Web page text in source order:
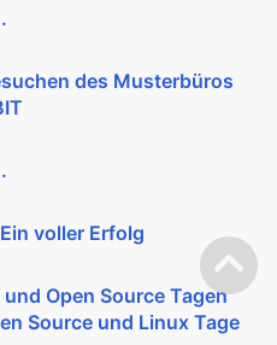
des Musterbüros
voller Erfolg
Open Source Tagen
Source und Linux Tage